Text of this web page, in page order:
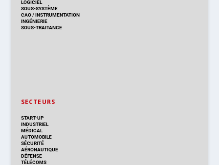
LOGICIEL
SOUS-SYSTÈME
CAO/INSTRUMENTATION
INGÉNIERIE
SOUS-TRAITANCE
SECTEURS
START-UP
INDUSTRIEL
MÉDICAL
AUTOMOBILE
SÉCURITÉ
AÉRONAUTIQUE
DÉFENSE
TÉLÉCOMS